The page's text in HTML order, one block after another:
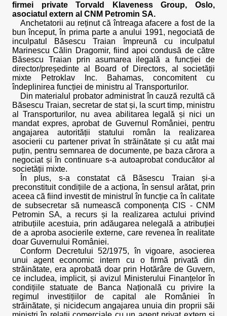
firmei private Torvald Klaveness Group, Oslo,
asociatul extern al CNM Petromin SA.
Anchetatorii au reținut că întreaga afacere a fost de la
bun început, în prima parte a anului 1991, negociată de
inculpatul Băsescu Traian împreună cu inculpatul
Marinescu Călin Dragomir, fiind apoi condusă de către
Băsescu Traian prin asumarea ilegală a funcției de
director/președinte al Board of Directors, al societății
mixte Petroklav Inc. Bahamas, concomitent cu
îndeplinirea funcției de ministru al Transporturilor.
Din materialul probator administrat în cauză rezultă că
Băsescu Traian, secretar de stat și, la scurt timp, ministru
al Transporturilor, nu avea abilitarea legală și nici un
mandat expres, aprobat de Guvernul României, pentru
angajarea autorității statului român la realizarea
asocierii cu partener privat în străinătate și cu atât mai
puțin, pentru semnarea de documente, pe baza cărora a
negociat și în continuare s-a autoaprobat conducător al
societății mixte.
În plus, s-a constatat că Băsescu Traian și-a
preconstituit condițiile de a acționa, în sensul arătat, prin
aceea că fiind investit de ministrul în funcție ca în calitate
de subsecretar să numească componența CIS - CNM
Petromin SA, a recurs și la realizarea actului privind
atribuțiile acestuia, prin adăugarea nelegală a atribuției
de a aproba asocierile externe, care revenea în realitate
doar Guvernului României.
Conform Decretului 52/1975, în vigoare, asocierea
unui agent economic intern cu o firmă privată din
străinătate, era aprobată doar prin Hotărâre de Guvern,
ce includea, implicit, și avizul Ministerului Finanțelor în
condițiile statuate de Banca Națională cu privire la
regimul investițiilor de capital ale României în
străinătate, și nicidecum angajarea unuia din proprii săi